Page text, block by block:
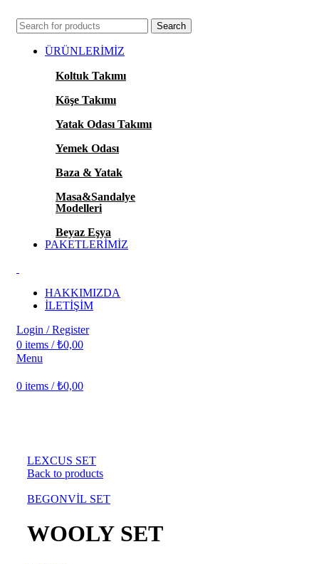
Search
ÜRÜNLERİMİZ
Koltuk Takımı
Köşe Takımı
Yatak Odası Takımı
Yemek Odası
Baza & Yatak
Masa&Sandalye
Modelleri
Beyaz Eşya
PAKETLERİMİZ
HAKKIMIZDA
İLETİŞİM
Login / Register
0 items / ₺0,00
Menu
0 items / ₺0,00
LEXCUS SET
Back to products
BEGONVİL SET
WOOLY SET